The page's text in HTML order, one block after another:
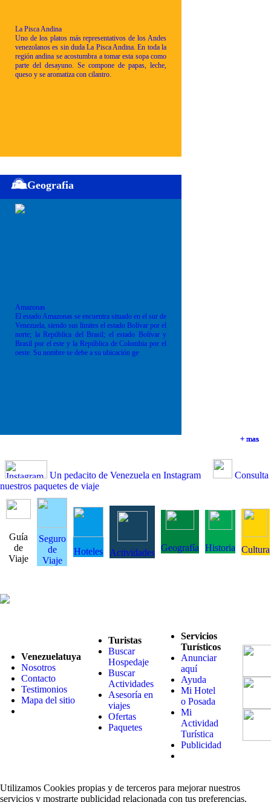
+ mas
+ mas
La Pisca Andina
Uno de los platos más representativos de los Andes
venezolanos es sin duda La Pisca Andina. En toda la
región andina se acostumbra a tomar esta sopa como
parte del desayuno. Se compone de papas, leche,
queso y se aromatiza con cilantro.
+ mas
Geografia
Amazonas
El estado Amazonas se encuentra situado en el sur de
Venezuela, siendo sus límites el estado Bolívar por el
norte; la República del Brasil; el estado Bolívar y
Brasil por el este y la República de Colombia por el
oeste. Su nombre se debe a su ubicación ge
+ mas
Un pedacito de Venezuela en Instagram
Consulta
nuestros paquetes de viaje
Guía
de
Viaje
Seguro
de
Viaje
Hoteles Actividades Geografía Historia Cultura
Venezuelatuya
Nosotros
Contacto
Testimonios
Mapa del sitio
Turistas
Buscar
Hospedaje
Buscar
Actividades
Asesoría en
viajes
Ofertas
Paquetes
Servicios
Turísticos
Anunciar
aquí
Ayuda
Mi Hotel
o Posada
Mi
Actividad
Turística
Publicidad
Utilizamos Cookies propias y de terceros para mejorar nuestros
servicios y mostrarte publicidad relacionada con tus preferencias.